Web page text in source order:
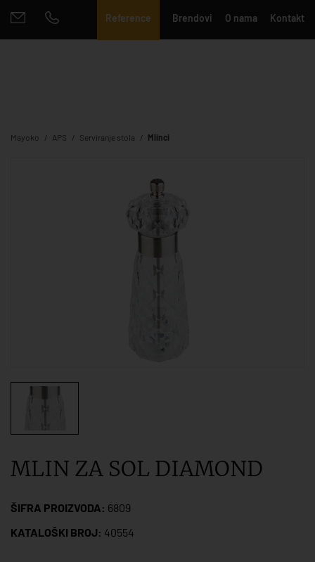
Reference Brendovi O nama Kontakt
Mayoko APS Serviranje stola Mlinci
MLIN ZA SOL DIAMOND
ŠIFRA PROIZVODA: 6809
KATALOŠKI BROJ: 40554